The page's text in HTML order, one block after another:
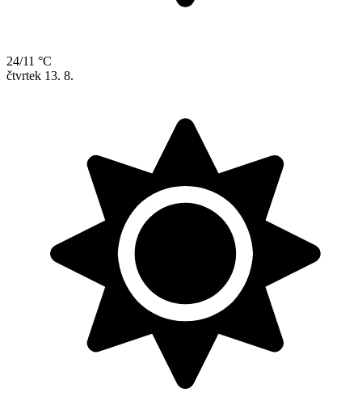
24/11 °C
čtvrtek 13. 8.